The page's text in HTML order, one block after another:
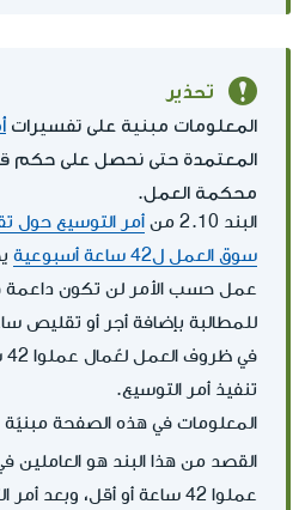
تحذير
المعلومات مبنية على تفسيرات
المعتمدة حتى نحصل على حكم
محكمة العمل.
البند 2.10 من
أمر التوسيع حول
سوق العمل ل42 ساعة أسبوعية
عمل حسب الأمر لن تكون داعمة
للمطالبة بإضافة أجر أو تقليص
تنفيذ أمر التوسيع.
المعلومات في هذه الصفحة
القصد من هذا البند هو العاملين
عملوا 42 ساعة أو أقل،